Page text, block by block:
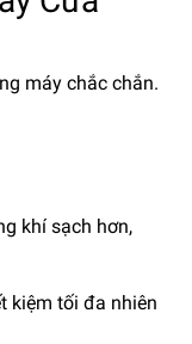
máy chắc chắn.
khí sạch hơn,
kiệm tối đa nhiên